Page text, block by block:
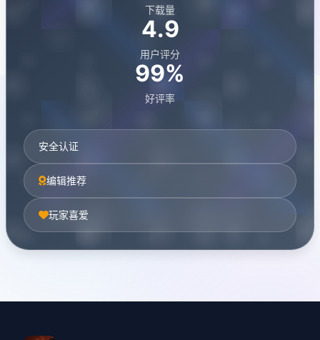
下载量
4.9
用户评分
99%
好评率
安全认证
编辑推荐
玩家喜爱